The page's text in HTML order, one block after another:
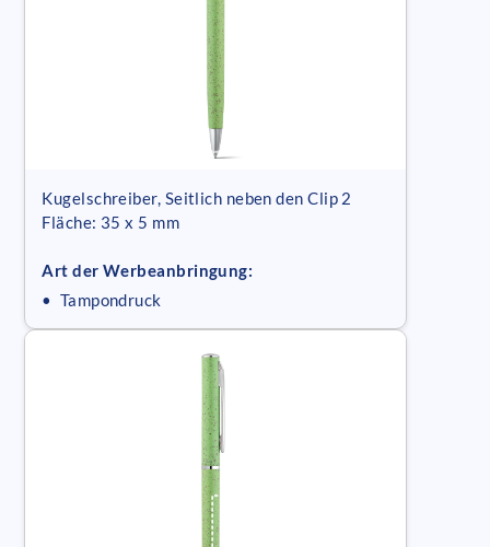
Kugelschreiber, Seitlich neben den Clip 2
Fläche: 35 x 5 mm
Art der Werbeanbringung:
• Tampondruck